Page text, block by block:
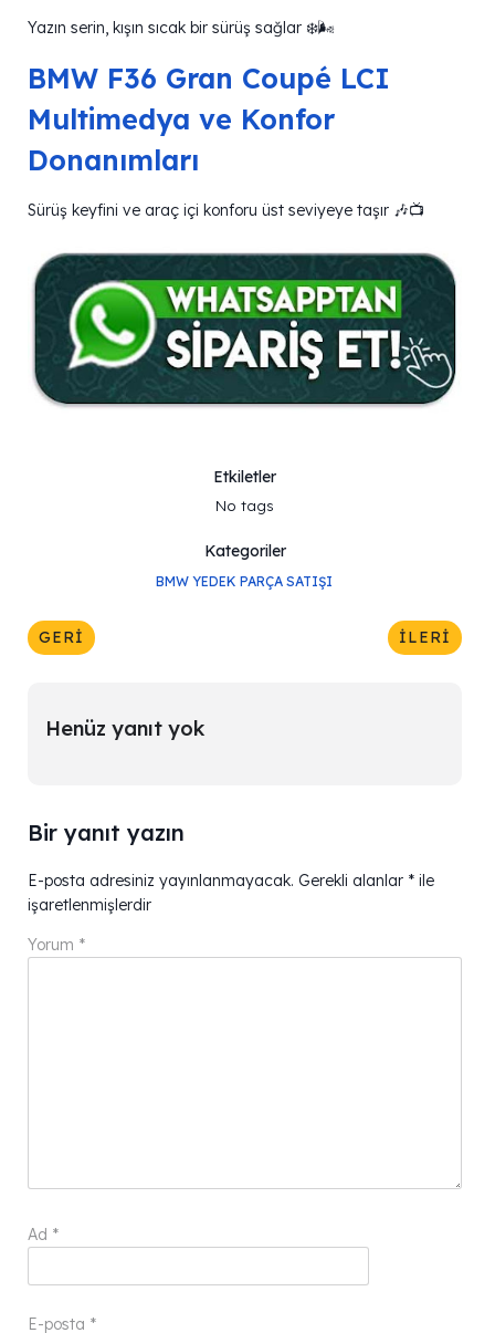
Yazın serin, kışın sıcak bir sürüş sağlar ❄️🌬️
BMW F36 Gran Coupé LCI
Multimedya ve Konfor
Donanımları
Sürüş keyfini ve araç içi konforu üst seviyeye taşır 🎶📺
Etkiletler
No tags
Kategoriler
BMW YEDEK PARÇA SATIŞI
GERI İLERI
Henüz yanıt yok
Bir yanıt yazın
E-posta adresiniz yayınlanmayacak. Gerekli alanlar * ile
işaretlenmişlerdir
Yorum *
Ad *
E-posta *